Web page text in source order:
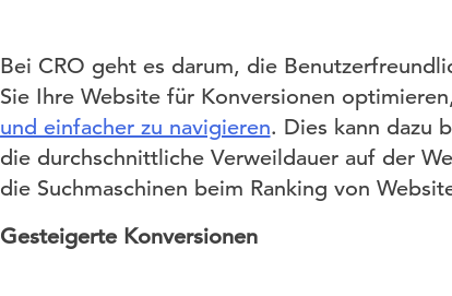
Bei CRO geht es darum, die
Sie Ihre Website für Konversionen
und einfacher zu navigieren. Dies kann dazu
die durchschnittliche Verweildauer auf der
die Suchmaschinen beim Ranking von
Gesteigerte Konversionen